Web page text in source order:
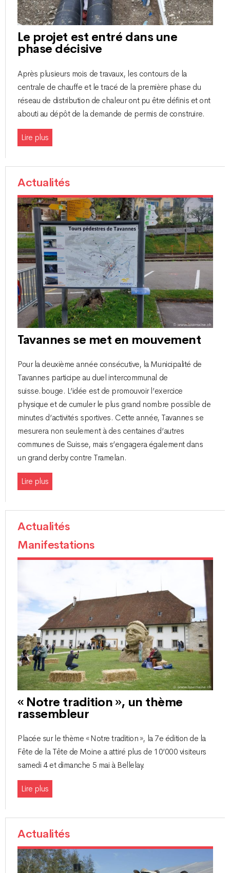
Le projet est entré dans une
phase décisive
Après plusieurs mois de travaux, les contours de la
centrale de chauffe et le tracé de la première phase du
réseau de distribution de chaleur ont pu être définis et ont
abouti au dépôt de la demande de permis de construire.
Lire plus
Actualités
Tavannes se met en mouvement
Pour la deuxième année consécutive, la Municipalité de
Tavannes participe au duel intercommunal de
suisse.bouge. L’idée est de promouvoir l’exercice
physique et de cumuler le plus grand nombre possible de
minutes d’activités sportives. Cette année, Tavannes se
mesurera non seulement à des centaines d’autres
communes de Suisse, mais s’engagera également dans
un grand derby contre Tramelan.
Lire plus
Actualités
Manifestations
« Notre tradition », un thème
rassembleur
Placée sur le thème « Notre tradition », la 7e édition de la
Fête de la Tête de Moine a attiré plus de 10’000 visiteurs
samedi 4 et dimanche 5 mai à Bellelay.
Lire plus
Actualités